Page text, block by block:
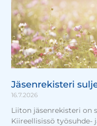
Jäsenrekisteri
16.7.2026
Liiton jäsenrekisteri on
Kiireellisissö työsuhde-